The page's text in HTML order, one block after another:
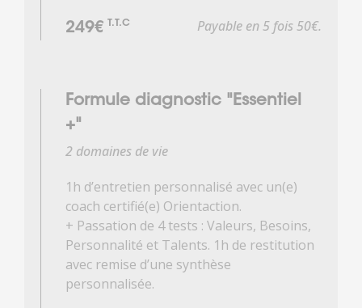
249€ T.T.C Payable en 5 fois 50€.
Formule diagnostic "Essentiel
+"
2 domaines de vie
1h d’entretien personnalisé avec un(e)
coach certifié(e) Orientaction.
+ Passation de 4 tests : Valeurs, Besoins,
Personnalité et Talents. 1h de restitution
avec remise d’une synthèse
personnalisée.